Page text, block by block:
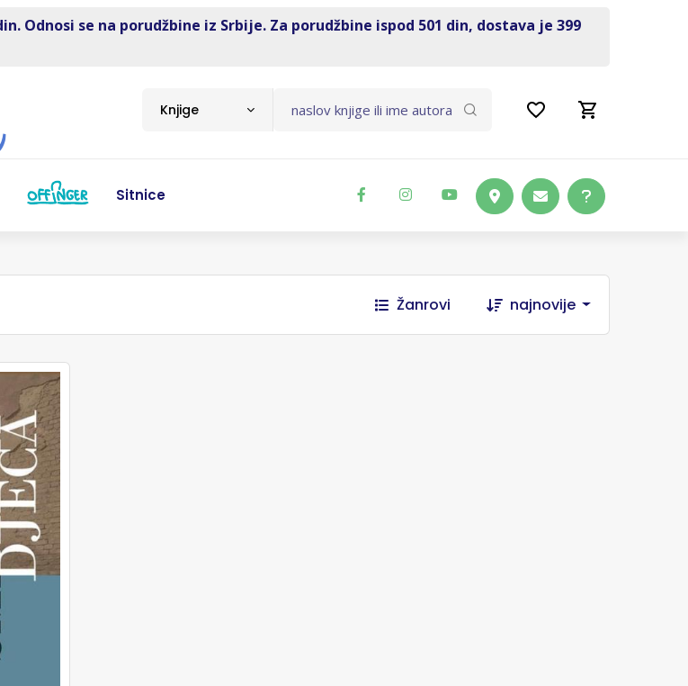
Odnosi se na porudžbine iz Srbije. Za porudžbine ispod 501 din, dostava je 399
Knjige
Sitnice
Žanrovi najnovije